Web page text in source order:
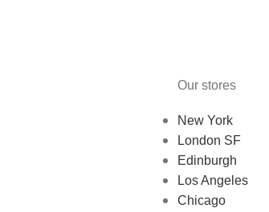
Our stores
New York
London SF
Edinburgh
Los Angeles
Chicago